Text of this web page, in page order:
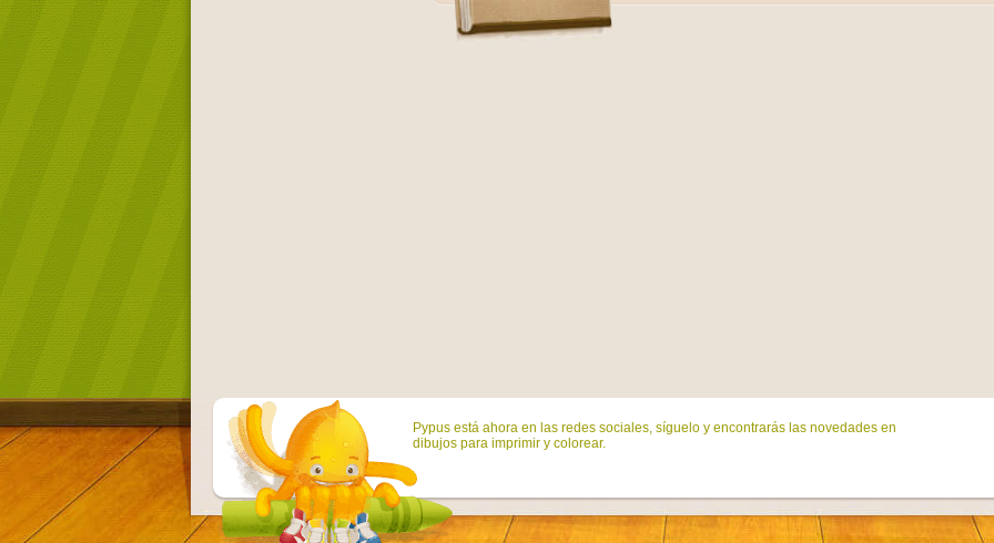
Pypus está ahora en las redes sociales, síguelo y encontrarás las novedades en
dibujos para imprimir y colorear.